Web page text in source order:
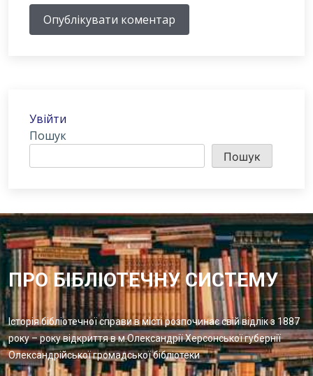
Опублікувати коментар
Увійти
Пошук
Пошук
ПРО БІБЛІОТЕЧНУ СИСТЕМУ
Історія бібліотечної справи в місті розпочинає свій відлік з 1887
року – року відкриття в м.Олександрії Херсонської губернії
Олександрійської громадської бібліотеки